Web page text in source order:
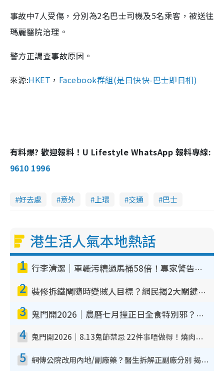
事故中7人受傷，分別為2名巴士司機及5名乘客，被送往
瑪麗醫院治理。
警方正調查事故原因。
來源:HKET ， Facebook群組(是日快快-巴士即日相)
有料爆? 歡迎報料！U Lifestyle WhatsApp 報料專線:
9610 1996
好去處 意外 上環 交通 巴士
港生活人氣本地熱話
1 行李清潔｜車轆污糟過馬桶58倍！專家警告忌用酒精抹 教1招免污手除菌
2 裝修拆鐵閘隨時變賊人目標？網民揭2大關鍵用途：裝新式等於白裝？附新舊鐵閘分別
3 鬼門開2026｜農曆七月撞正日全食特別邪？專家警告切忌做一事！揭4大禁忌+2招保平安
4 鬼門開2026｜8.13鬼節禁忌 22件事唔做得！燒肉、刺身要少食？半夜勿吹口哨/打呢個電話
5 網傳公院改用內地/副廠藥？醫生拆解正副廠分別 揭4類人換藥隨時出事